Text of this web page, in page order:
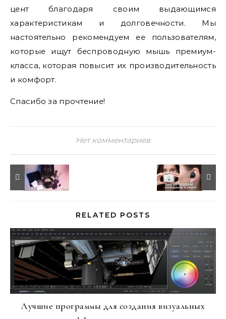
цент благодаря своим выдающимся
характеристикам и долговечности. Мы
настоятельно рекомендуем ее пользователям,
которые ищут беспроводную мышь премиум-
класса, которая повысит их производительность
и комфорт.
Спасибо за прочтение!
Нет комментариев
RELATED POSTS
Лучшие программы для создания визуальных